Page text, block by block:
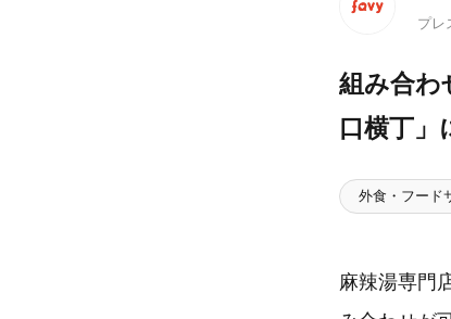
プレ
組み合わ
口横丁」
外食・フード
麻辣湯専門